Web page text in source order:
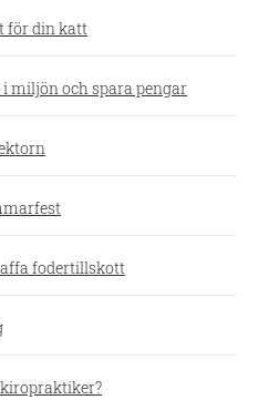
för din katt
miljön och spara pengar
fodertillskott